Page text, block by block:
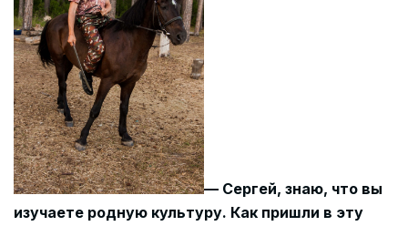
— Сергей, знаю, что вы
изучаете родную культуру. Как пришли в эту